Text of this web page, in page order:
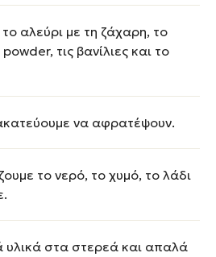
αλεύρι με τη ζάχαρη, το
τις βανίλιες και το
να αφρατέψουν.
το νερό, το χυμό, το λάδι
υλικά στα στερεά και απαλά